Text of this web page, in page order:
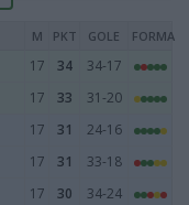
M PKT GOLE FORMA
17 34
34-17
17 33
31-20
17 31
24-16
17 31
33-18
17 30
34-24